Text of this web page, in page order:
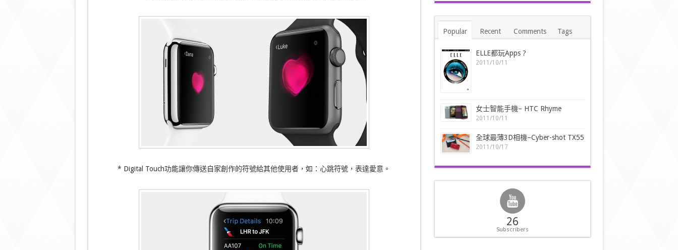
* Digital Touch功能讓你傳送自家創作的符號給其他使用者，如：心跳符號，表達愛意。
Popular Recent Comments Tags
ELLE都玩Apps ?
2011/10/11
女士智能手機– HTC Rhyme
2011/10/11
全球最薄3D相機–Cyber-shot TX55
2011/10/17
26
Subscribers